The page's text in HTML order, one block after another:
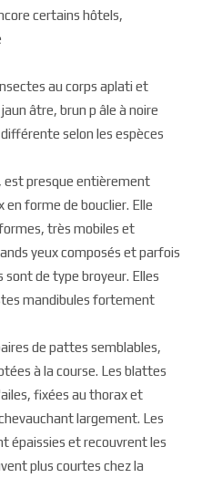
certains hôtels,
au corps aplati et
âtre, brun p âle à noire
selon les espèces
est presque entièrement
en forme de bouclier. Elle
très mobiles et
yeux composés et parfois
sont de type broyeur. Elles
mandibules fortement
de pattes semblables,
à la course. Les blattes
fixées au thorax et
largement. Les
épaissies et recouvrent les
plus courtes chez la